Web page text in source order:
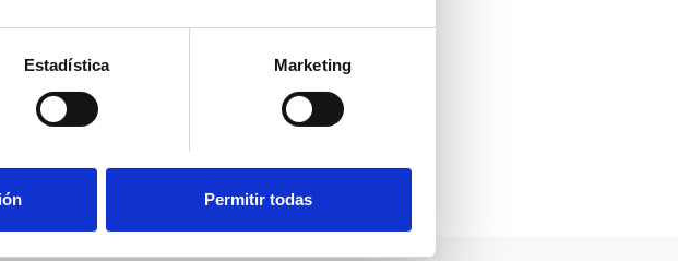
Estadística Marketing
Permitir todas
la economía francesa y sobre